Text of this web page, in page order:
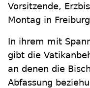
Vorsitzende,
Montag in
In ihrem mit
gibt die
an denen die
Abfassung